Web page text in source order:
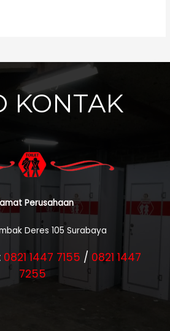
KONTAK
Perusahaan
Deres 105 Surabaya
0821 1447 7155 / 0821 1447
7255